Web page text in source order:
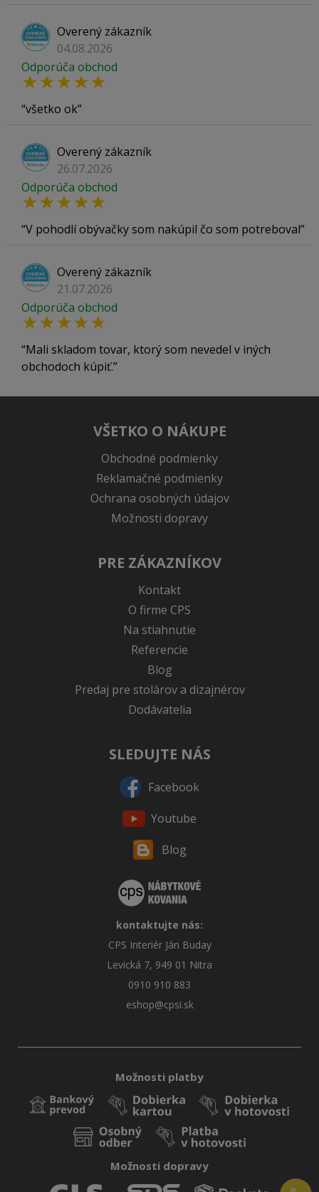
Overený zákazník
04.08.2026
Odporúča obchod
všetko ok
Overený zákazník
26.07.2026
Odporúča obchod
V pohodlí obývačky som nakúpil čo som potreboval
Overený zákazník
21.07.2026
Odporúča obchod
Mali skladom tovar, ktorý som nevedel v iných
obchodoch kúpiť.
VŠETKO O NÁKUPE
Obchodné podmienky
Reklamačné podmienky
Ochrana osobných údajov
Možnosti dopravy
PRE ZÁKAZNÍKOV
Kontakt
O firme CPS
Na stiahnutie
Referencie
Blog
Predaj pre stolárov a dizajnérov
Dodávatelia
SLEDUJTE NÁS
Facebook
Youtube
Blog
kontaktujte nás:
CPS Interiér Ján Buday
Levická 7, 949 01 Nitra
0910 910 883
eshop@cpsi.sk
Možnosti platby
Možnosti dopravy